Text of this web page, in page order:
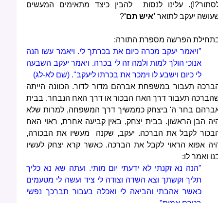
עלינו לנסות להבין כיצד מתאימים המעשים
יעקב לתואר 'איש תם'?
הפרשה מספרת התורה:
"ויאמר יעקב מכרה כיום את בכרתך לי. ויאמר עשו הנה
אנוכי הולך למות ולמה זה לי בכרה. ויאמר יעקב השבעה
לי כיום וישבע לו וימכר את בכרתו ליעקב". (שם לא-לג)
תעבור במשפחת אברהם מדור לדור. הכוונה הייתה
תעבור דרך האח הבכור או דרך האח הנבחר. בבית
בחר ה' ביצחק כממשיך דרך המשפחה, למרות שלא
הבן הראשון. בבית יצחק, באין קביעה אחרת, ראוי האח
לקבל את הברכה. יעקב, שקנה מעשיו את הבכורה,
אפוא הראוי לקבל את הברכה. כאשר קרא יצחק לעשיו
ואמר לו:
"הנה נא זקנתי לא ידעתי יום מותי. ועתה שא נא כליך
תליך וקשתך וצא השדה וצודה לי ציד ועשה לי מטעמים
כאשר אהבתי והביאה לי ואכלה בעבור תברכך נפשי